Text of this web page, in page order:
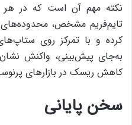
نکته مهم آن است که در هر
تایم‌فریم مشخص، محدوده‌های
کرده و با تمرکز روی
به‌جای پیش‌بینی، واکنش
کاهش ریسک در بازارهای
سخن پایانی